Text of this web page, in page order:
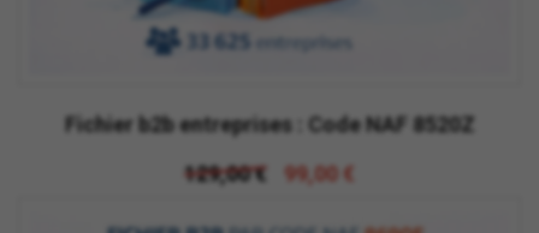
Fichier b2b entreprises : Code NAF 8520Z
129,00 €
99,00 €